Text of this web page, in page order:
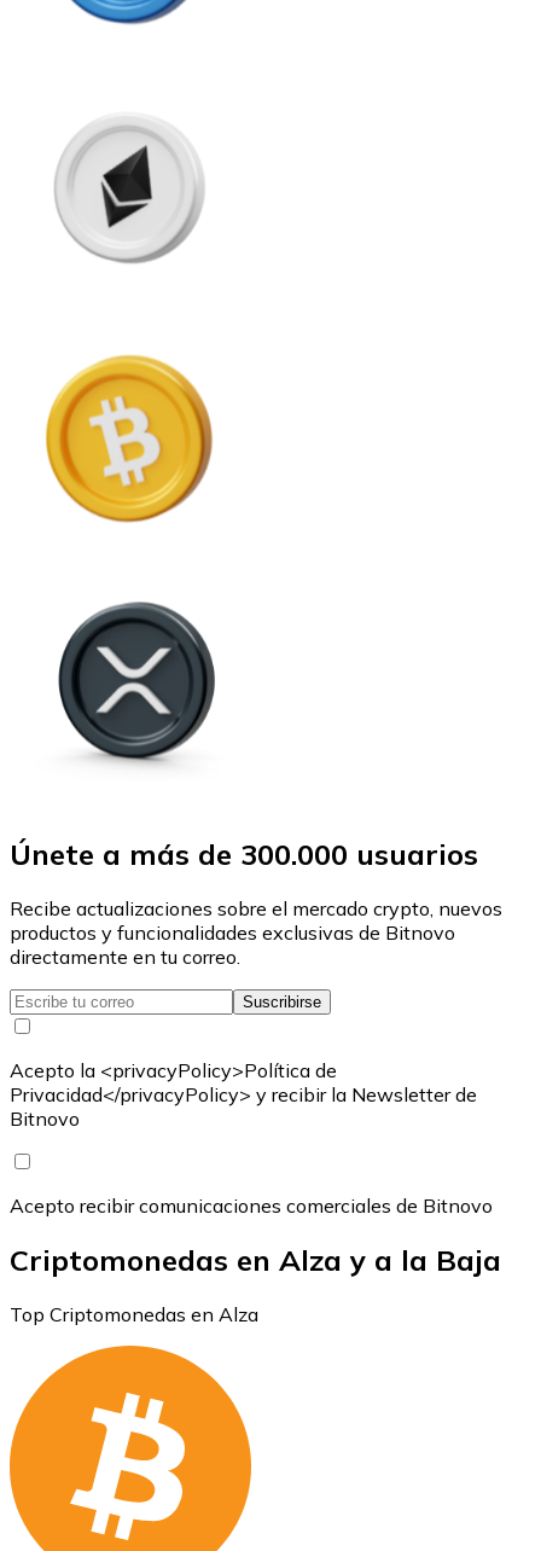
Únete a más de 300.000 usuarios
Recibe actualizaciones sobre el mercado crypto, nuevos
productos y funcionalidades exclusivas de Bitnovo
directamente en tu correo.
Suscribirse
Acepto la <privacyPolicy>Política de
Privacidad</privacyPolicy> y recibir la Newsletter de
Bitnovo
Acepto recibir comunicaciones comerciales de Bitnovo
Criptomonedas en Alza y a la Baja
Top Criptomonedas en Alza